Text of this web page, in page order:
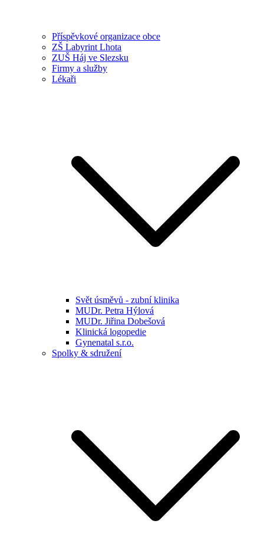
Příspěvkové organizace obce
ZŠ Labyrint Lhota
ZUŠ Háj ve Slezsku
Firmy a služby
Lékaři
Svět úsměvů - zubní klinika
MUDr. Petra Hýlová
MUDr. Jiřina Dobešová
Klinická logopedie
Gynenatal s.r.o.
Spolky & sdružení